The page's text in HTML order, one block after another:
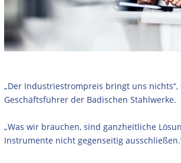
„Der Industriestrompreis bringt uns nichts“,
Geschäftsführer der Badischen Stahlwerke.
„Was wir brauchen, sind ganzheitliche
Instrumente nicht gegenseitig